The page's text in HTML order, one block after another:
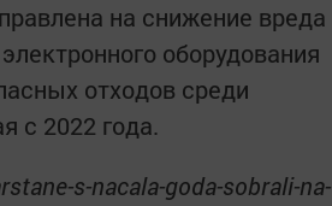
на снижение вреда
оборудования
отходов среди
с 2022 года.
s-nacala-goda-sobrali-na-